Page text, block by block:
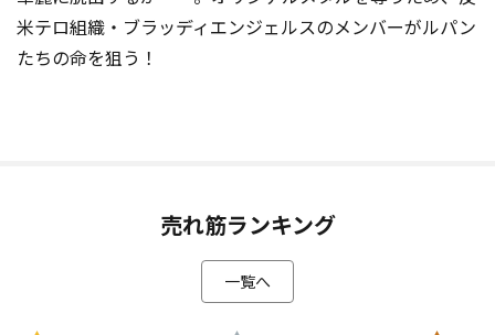
米テロ組織・ブラッディエンジェルスのメンバーがルパン
たちの命を狙う！
売れ筋ランキング
一覧へ